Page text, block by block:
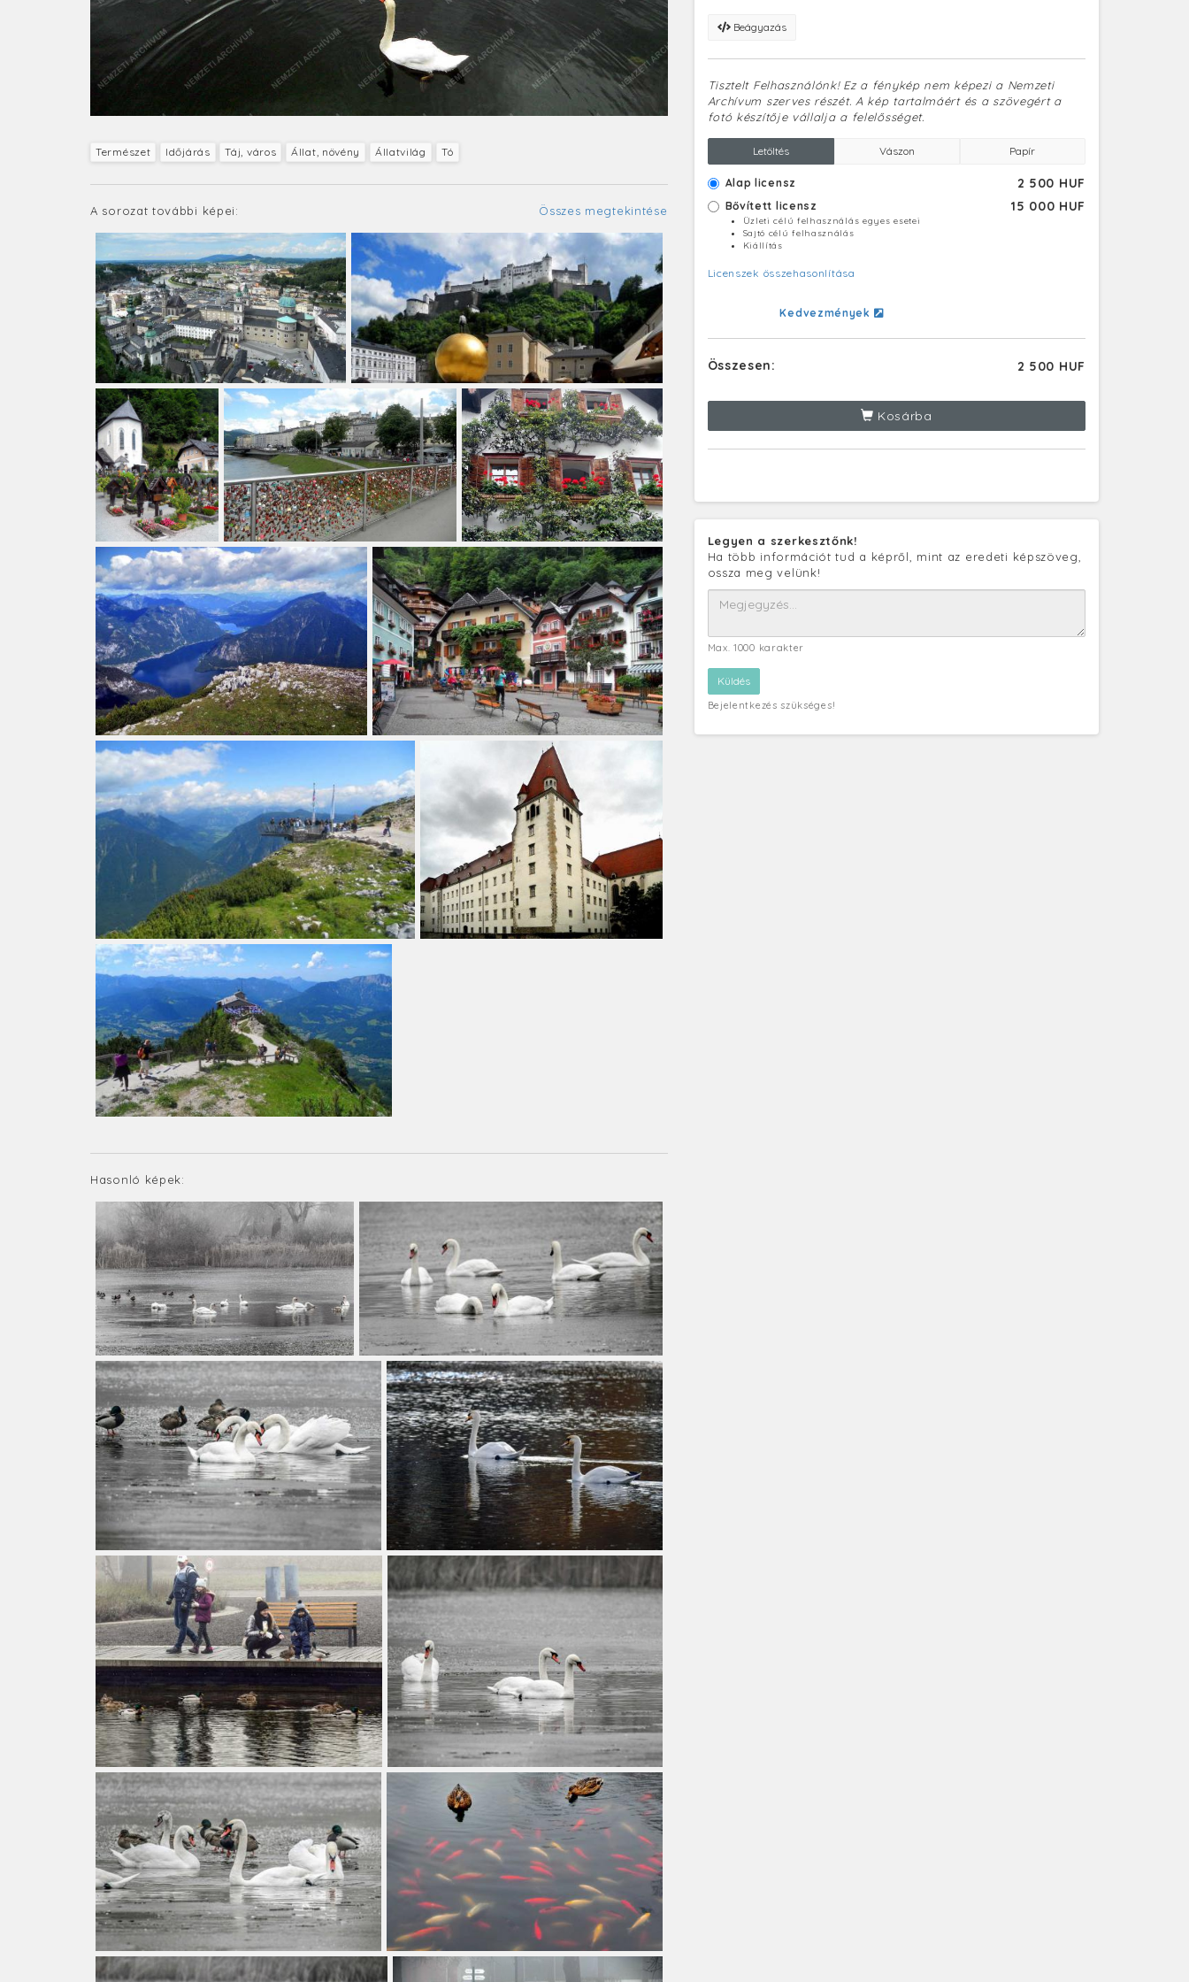
Természet Időjárás Táj, város Állat, növény Állatvilág Tó
A sorozat további képei: Összes megtekintése
Hasonló képek:
Beágyazás
Tisztelt Felhasználónk! Ez a fénykép nem képezi a Nemzeti
Archívum szerves részét. A kép tartalmáért és a szövegért a
fotó készítője vállalja a felelősséget.
Letöltés Vászon Papír
Alap licensz 2 500 HUF
Bővített licensz 15 000 HUF
Üzleti célú felhasználás egyes esetei
Sajtó célú felhasználás
Kiállítás
Licenszek összehasonlítása
Kedvezmények
Összesen: 2 500 HUF
Kosárba
Legyen a szerkesztőnk!
Ha több információt tud a képről, mint az eredeti képszöveg,
ossza meg velünk!
Max. 1000 karakter
Bejelentkezés szükséges!